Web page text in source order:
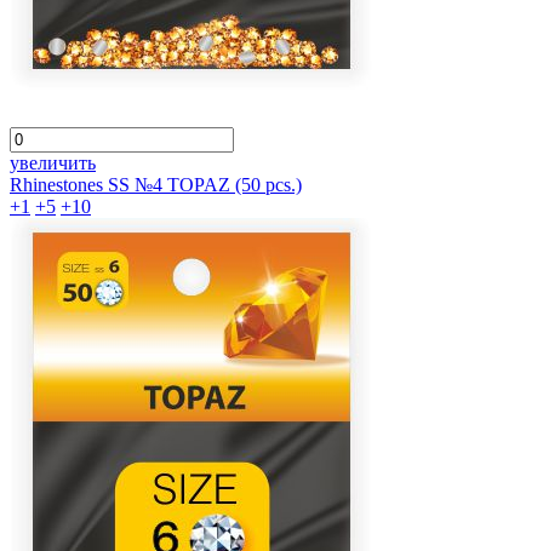
увеличить
Rhinestones SS №4 TOPAZ (50 pcs.)
+1 +5 +10